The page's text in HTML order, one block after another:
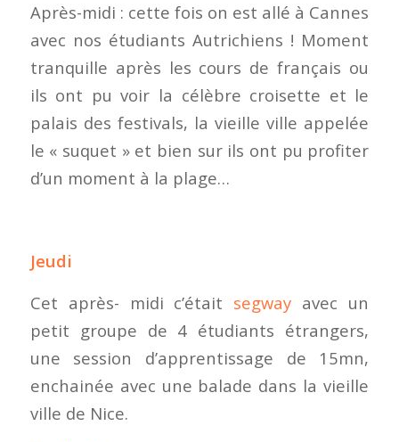
Après-midi : cette fois on est allé à Cannes
avec nos étudiants Autrichiens ! Moment
tranquille après les cours de français ou
ils ont pu voir la célèbre croisette et le
palais des festivals, la vieille ville appelée
le « suquet » et bien sur ils ont pu profiter
d’un moment à la plage…
Jeudi
Cet après- midi c’était segway avec un
petit groupe de 4 étudiants étrangers,
une session d’apprentissage de 15mn,
enchainée avec une balade dans la vieille
ville de Nice.